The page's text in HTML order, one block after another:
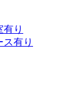
り
有り